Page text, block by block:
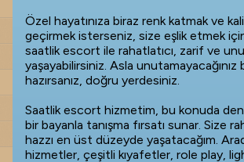
Özel hayatınıza biraz renk katmak ve
geçirmek isterseniz, size eşlik etmek
saatlik escort ile rahatlatıcı, zarif ve
yaşayabilirsiniz. Asla unutamayacağınız
hazırsanız, doğru yerdesiniz.
Saatlik escort hizmetim, bu konuda
bir bayanla tanışma fırsatı sunar. Size
hazzı en üst düzeyde yaşatacağım.
hizmetler, çeşitli kıyafetler, role play,